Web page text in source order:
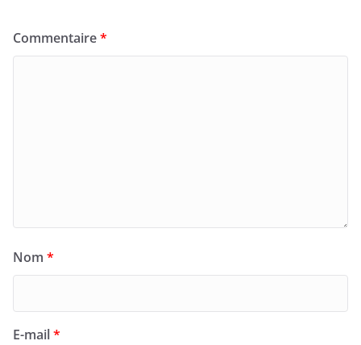
Commentaire*
Nom *
E-mail*